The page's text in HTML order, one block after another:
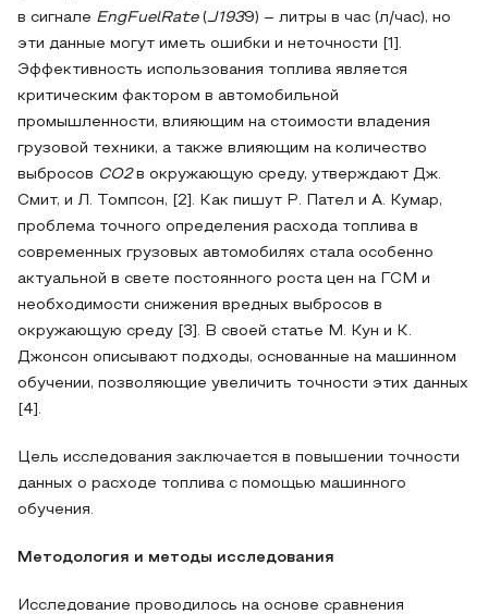
в сигнале EngFuelRate (J1939) – литры в час (л/час), но
эти данные могут иметь ошибки и неточности [1].
Эффективность использования топлива является
критическим фактором в автомобильной
промышленности, влияющим на стоимости владения
грузовой техники, а также влияющим на количество
выбросов СО2в окружающую среду, утверждают Дж.
Смит, и Л. Томпсон, [2]. Как пишут Р. Пател и А. Кумар,
проблема точного определения расхода топлива в
современных грузовых автомобилях стала особенно
актуальной в свете постоянного роста цен на ГСМ и
необходимости снижения вредных выбросов в
окружающую среду [3]. В своей статье М. Кун и К.
Джонсон описывают подходы, основанные на машинном
обучении, позволяющие увеличить точности этих данных
[4].
Цель исследования заключается в повышении точности
данных о расходе топлива с помощью машинного
обучения.
Методология и методы исследования
Исследование проводилось на основе сравнения